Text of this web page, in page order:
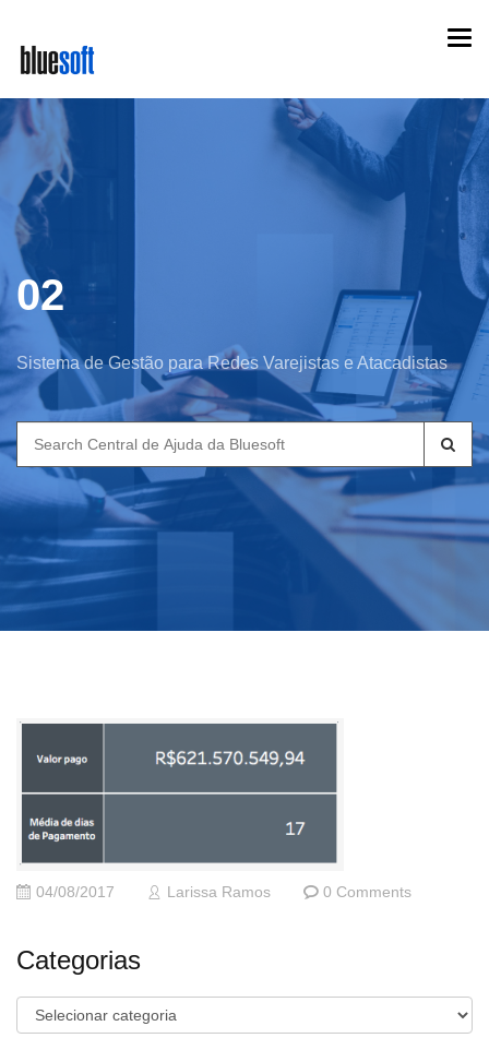
main
content
02
Sistema de Gestão para Redes Varejistas e Atacadistas
Search
for:
04/08/2017 Larissa Ramos 0 Comments
Categorias
Categorias